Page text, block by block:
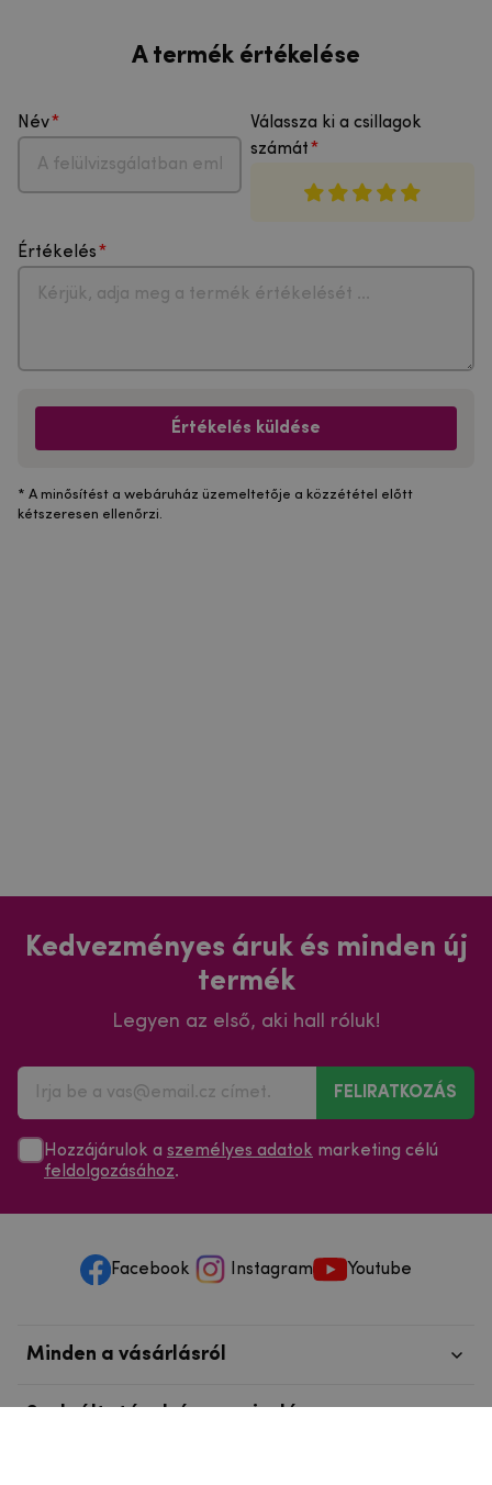
A termék értékelése
Név
Válassza ki a csillagok
számát
Értékelés
Értékelés küldése
* A minősítést a webáruház üzemeltetője a közzététel előtt
kétszeresen ellenőrzi.
Kedvezményes áruk és minden új
termék
Legyen az első, aki hall róluk!
FELIRATKOZÁS
Hozzájárulok a személyes adatok marketing célú
feldolgozásához.
Facebook Instagram Youtube
Minden a vásárlásról